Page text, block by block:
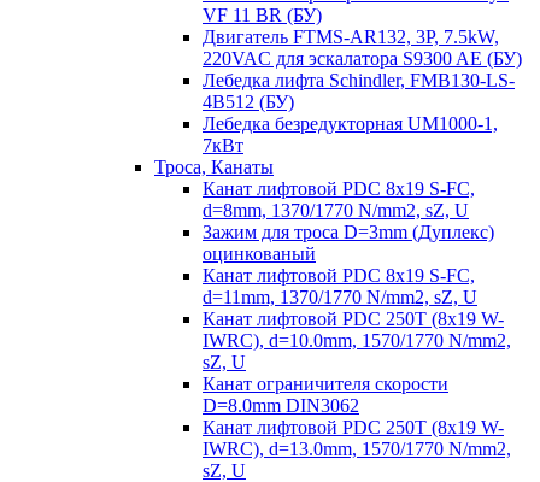
VF 11 BR (БУ)
Двигатель FTMS-AR132, 3P, 7.5kW,
220VAC для эскалатора S9300 AE (БУ)
Лебедка лифта Schindler, FMB130-LS-
4B512 (БУ)
Лебедка безредукторная UM1000-1,
7кВт
Троса, Канаты
Канат лифтовой PDC 8x19 S-FC,
d=8mm, 1370/1770 N/mm2, sZ, U
Зажим для троса D=3mm (Дуплекс)
оцинкованый
Канат лифтовой PDC 8x19 S-FC,
d=11mm, 1370/1770 N/mm2, sZ, U
Канат лифтовой PDC 250T (8x19 W-
IWRC), d=10.0mm, 1570/1770 N/mm2,
sZ, U
Канат ограничителя скорости
D=8.0mm DIN3062
Канат лифтовой PDC 250T (8x19 W-
IWRC), d=13.0mm, 1570/1770 N/mm2,
sZ, U